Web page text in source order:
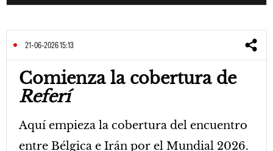
21-06-2026 15:13
Comienza la cobertura de
Referí
Aquí empieza la cobertura del encuentro
entre Bélgica e Irán por el Mundial 2026.